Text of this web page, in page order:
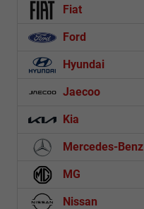
Fiat
Ford
Hyundai
Jaecoo
Kia
Mercedes-Benz
MG
Nissan